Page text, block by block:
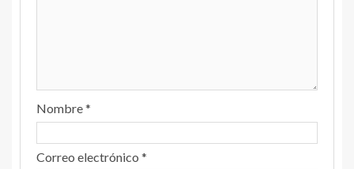
Nombre*
Correo electrónico *